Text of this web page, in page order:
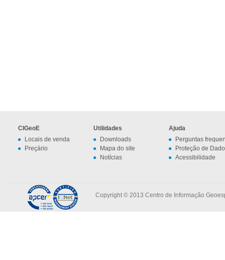
CIGeoE
Locais de venda
Preçário
Utilidades
Downloads
Mapa do site
Notícias
Ajuda
Perguntas
Proteção de
Acessibilidade
Copyright © 2013 Centro de Informação